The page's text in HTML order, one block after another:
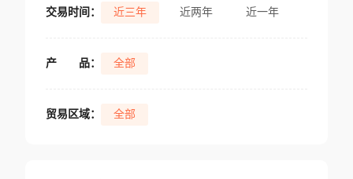
交易时间： 近三年 近两年 近一年
产 品： 全部
贸易区域： 全部